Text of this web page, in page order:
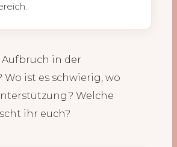
in der
Wo ist es schwierig, wo
Welche
ihr euch?